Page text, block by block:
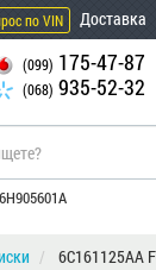
по VIN Доставка
(099) 175-47-87
(068) 935-52-32
6C161125AA